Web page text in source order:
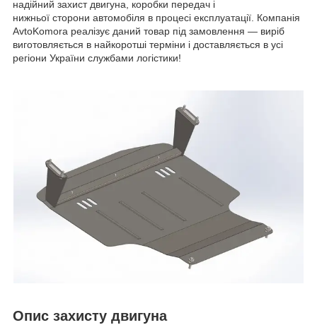
надійний захист двигуна, коробки передач і
нижньої сторони автомобіля в процесі експлуатації. Компанія
AvtoKomora реалізує даний товар під замовлення — виріб
виготовляється в найкоротші терміни і доставляється в усі
регіони України службами логістики!
Опис захисту двигуна